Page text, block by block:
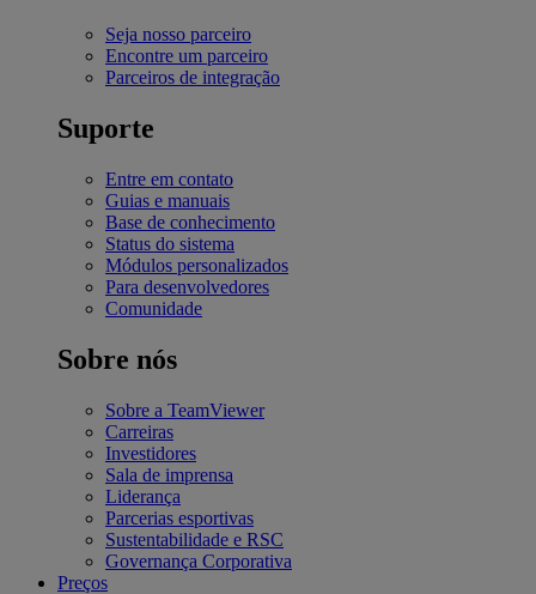
Seja nosso parceiro
Encontre um parceiro
Parceiros de integração
Suporte
Entre em contato
Guias e manuais
Base de conhecimento
Status do sistema
Módulos personalizados
Para desenvolvedores
Comunidade
Sobre nós
Sobre a TeamViewer
Carreiras
Investidores
Sala de imprensa
Liderança
Parcerias esportivas
Sustentabilidade e RSC
Governança Corporativa
Preços